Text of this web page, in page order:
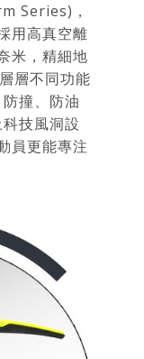
Series)，
用高真空離
米，精細地
層不同功能
撞、防油
技風洞設
員更能專注